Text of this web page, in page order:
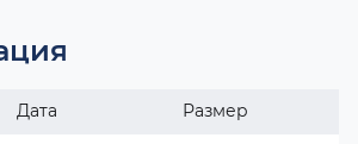
Дата Размер